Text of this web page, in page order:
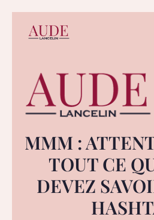
MMM :
TOUT CE
DEVEZ